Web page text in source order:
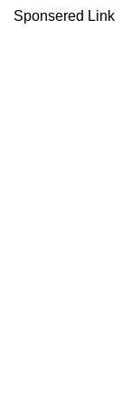
Sponsered Link